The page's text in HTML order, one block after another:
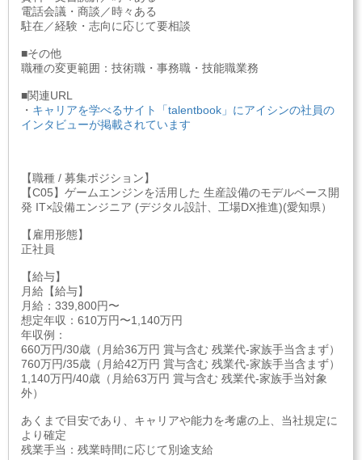
電話会議・商談／時々ある
駐在／経験・志向に応じて要相談
■その他
職種の変更範囲：技術職・事務職・技能職業務
■関連URL
・ キャリアを学べるサイト「talentbook」にアイシンの社員の
インタビューが掲載されています
【職種 / 募集ポジション】
【C05】ゲームエンジンを活用した 生産設備のモデルベース開
発 IT×設備エンジニア (デジタル設計、工場DX推進)(愛知県）
【雇用形態】
正社員
【給与】
月給【給与】
月給：339,800円〜
想定年収：610万円〜1,140万円
年収例：
660万円/30歳（月給36万円 賞与含む 残業代-家族手当含まず）
760万円/35歳（月給42万円 賞与含む 残業代-家族手当含まず）
1,140万円/40歳（月給63万円 賞与含む 残業代-家族手当対象
外）
あくまで目安であり、キャリアや能力を考慮の上、当社規定に
より確定
残業手当：残業時間に応じて別途支給